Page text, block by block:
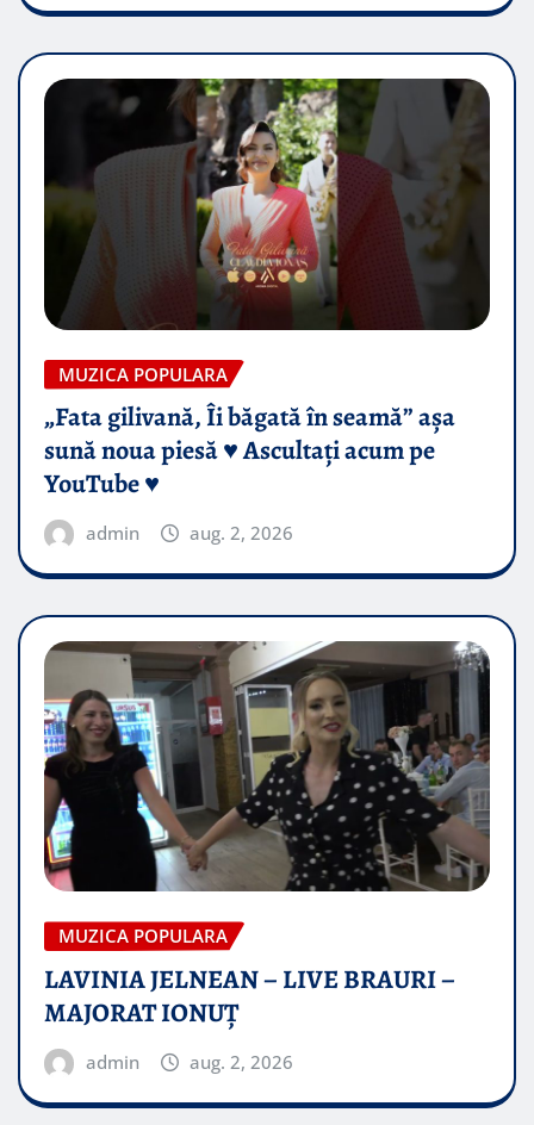
MUZICA POPULARA
„Fata gilivană, Îi băgată în seamă” așa
sună noua piesă ♥️ Ascultați acum pe
YouTube ♥️
admin aug. 2, 2026
MUZICA POPULARA
LAVINIA JELNEAN – LIVE BRAURI –
MAJORAT IONUŢ
admin aug. 2, 2026